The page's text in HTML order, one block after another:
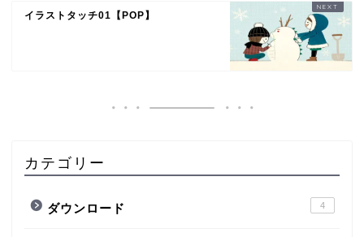
イラストタッチ01【POP】
カテゴリー
ダウンロード 4